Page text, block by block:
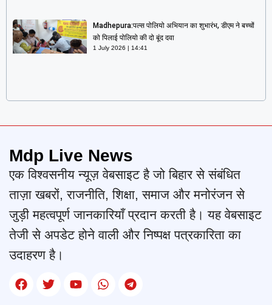
Madhepura:पल्स पोलियो अभियान का शुभारंभ, डीएम ने बच्चों
को पिलाई पोलियो की दो बूंद दवा
1 July 2026 14:41
Mdp Live News
एक विश्वसनीय न्यूज़ वेबसाइट है जो बिहार से संबंधित
ताज़ा खबरों, राजनीति, शिक्षा, समाज और मनोरंजन से
जुड़ी महत्वपूर्ण जानकारियाँ प्रदान करती है। यह वेबसाइट
तेजी से अपडेट होने वाली और निष्पक्ष पत्रकारिता का
उदाहरण है।